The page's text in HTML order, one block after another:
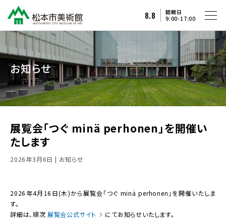
8.8
開館日
9:00-17:00
お知らせ
展覧会「つぐ minä perhonen」を開催い
たします
2026年3月6日 | お知らせ
2026年4月16日(木)から展覧会「つぐ minä perhonen」を開催いたしま
す。
詳細は、順次 展覧会公式サイト にてお知らせいたします。